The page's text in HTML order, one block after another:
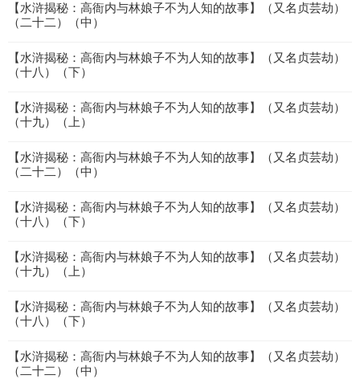
【水浒揭秘：高衙内与林娘子不为人知的故事】（又名贞芸劫）
（二十二）（中）
【水浒揭秘：高衙内与林娘子不为人知的故事】（又名贞芸劫）
（十八）（下）
【水浒揭秘：高衙内与林娘子不为人知的故事】（又名贞芸劫）
（十九）（上）
【水浒揭秘：高衙内与林娘子不为人知的故事】（又名贞芸劫）
（二十二）（中）
【水浒揭秘：高衙内与林娘子不为人知的故事】（又名贞芸劫）
（十八）（下）
【水浒揭秘：高衙内与林娘子不为人知的故事】（又名贞芸劫）
（十九）（上）
【水浒揭秘：高衙内与林娘子不为人知的故事】（又名贞芸劫）
（十八）（下）
【水浒揭秘：高衙内与林娘子不为人知的故事】（又名贞芸劫）
（二十二）（中）